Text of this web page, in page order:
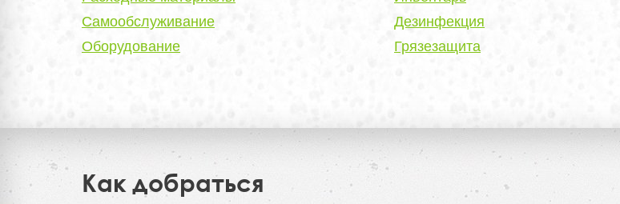
Самообслуживание
Оборудование
Дезинфекция
Грязезащита
Как добраться